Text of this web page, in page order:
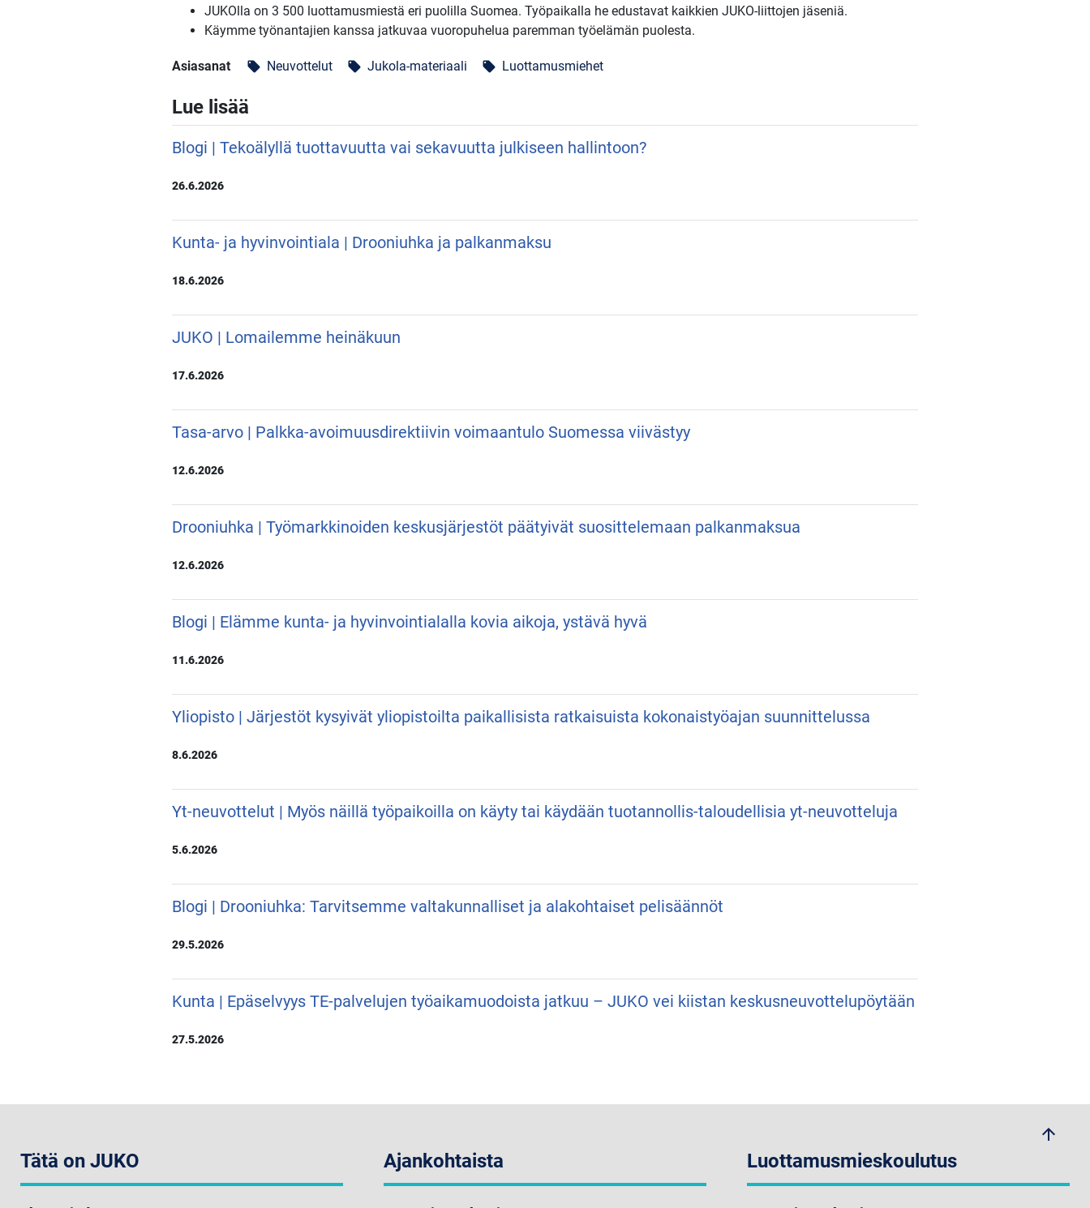
JUKOlla on 3 500 luottamusmiestä eri puolilla Suomea. Työpaikalla he edustavat kaikkien JUKO-liittojen jäseniä.
Käymme työnantajien kanssa jatkuvaa vuoropuhelua paremman työelämän puolesta.
Asiasanat local_offer Neuvottelut local_offer Jukola-materiaali local_offer Luottamusmiehet
Lue lisää
Blogi | Tekoälyllä tuottavuutta vai sekavuutta julkiseen hallintoon?
26.6.2026
Kunta- ja hyvinvointiala | Drooniuhka ja palkanmaksu
18.6.2026
JUKO | Lomailemme heinäkuun
17.6.2026
Tasa-arvo | Palkka-avoimuusdirektiivin voimaantulo Suomessa viivästyy
12.6.2026
Drooniuhka | Työmarkkinoiden keskusjärjestöt päätyivät suosittelemaan palkanmaksua
12.6.2026
Blogi | Elämme kunta- ja hyvinvointialalla kovia aikoja, ystävä hyvä
11.6.2026
Yliopisto | Järjestöt kysyivät yliopistoilta paikallisista ratkaisuista kokonaistyöajan suunnittelussa
8.6.2026
Yt-neuvottelut | Myös näillä työpaikoilla on käyty tai käydään tuotannollis-taloudellisia yt-neuvotteluja
5.6.2026
Blogi | Drooniuhka: Tarvitsemme valtakunnalliset ja alakohtaiset pelisäännöt
29.5.2026
Kunta | Epäselvyys TE-palvelujen työaikamuodoista jatkuu – JUKO vei kiistan keskusneuvottelupöytään
27.5.2026
arrow_upwards
Tätä on JUKO Ajankohtaista Luottamusmieskoulutus